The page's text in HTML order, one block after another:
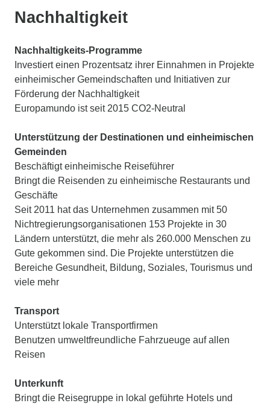
Nachhaltigkeit
Nachhaltigkeits-Programme
Investiert einen Prozentsatz ihrer Einnahmen in Projekte
einheimischer Gemeindschaften und Initiativen zur
Förderung der Nachhaltigkeit
Europamundo ist seit 2015 CO2-Neutral
Unterstützung der Destinationen und einheimischen
Gemeinden
Beschäftigt einheimische Reiseführer
Bringt die Reisenden zu einheimische Restaurants und
Geschäfte
Seit 2011 hat das Unternehmen zusammen mit 50
Nichtregierungsorganisationen 153 Projekte in 30
Ländern unterstützt, die mehr als 260.000 Menschen zu
Gute gekommen sind. Die Projekte unterstützen die
Bereiche Gesundheit, Bildung, Soziales, Tourismus und
viele mehr
Transport
Unterstützt lokale Transportfirmen
Benutzen umweltfreundliche Fahrzueuge auf allen
Reisen
Unterkunft
Bringt die Reisegruppe in lokal geführte Hotels und